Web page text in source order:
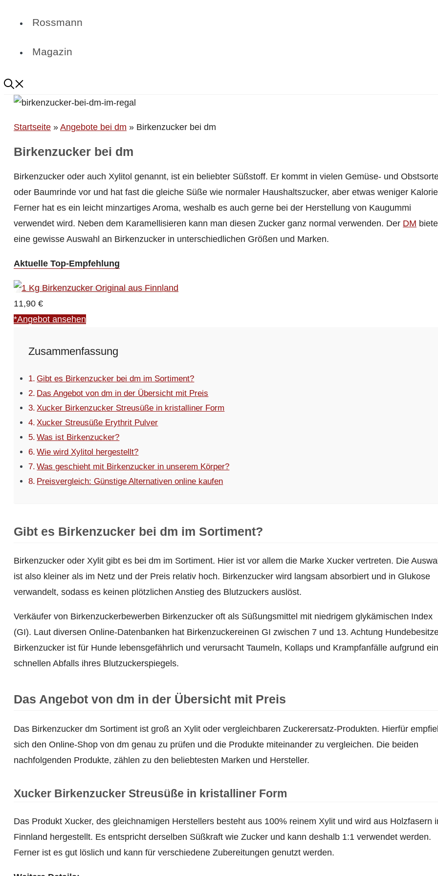
Rossmann
Magazin
Startseite » Angebote bei dm » Birkenzucker bei dm
Birkenzucker bei dm
Birkenzucker oder auch Xylitol genannt, ist ein beliebter Süßstoff. Er kommt in vielen Gemüse- und
oder Baumrinde vor und hat fast die gleiche Süße wie normaler Haushaltszucker, aber etwas weniger
Ferner hat es ein leicht minzartiges Aroma, weshalb es auch gerne bei der Herstellung von Kaugummi
verwendet wird. Neben dem Karamellisieren kann man diesen Zucker ganz normal verwenden. Der DM
eine gewisse Auswahl an Birkenzucker in unterschiedlichen Größen und Marken.
Aktuelle Top-Empfehlung
11,90 €
*Angebot ansehen
Zusammenfassung
Gibt es Birkenzucker bei dm im Sortiment?
Das Angebot von dm in der Übersicht mit Preis
Xucker Birkenzucker Streusüße in kristalliner Form
Xucker Streusüße Erythrit Pulver
Was ist Birkenzucker?
Wie wird Xylitol hergestellt?
Was geschieht mit Birkenzucker in unserem Körper?
Preisvergleich: Günstige Alternativen online kaufen
Gibt es Birkenzucker bei dm im Sortiment?
Birkenzucker oder Xylit gibt es bei dm im Sortiment. Hier ist vor allem die Marke Xucker vertreten. Die
ist also kleiner als im Netz und der Preis relativ hoch. Birkenzucker wird langsam absorbiert und in Glukose
verwandelt, sodass es keinen plötzlichen Anstieg des Blutzuckers auslöst.
Verkäufer von Birkenzuckerbewerben Birkenzucker oft als Süßungsmittel mit niedrigem glykämischen Index
(GI). Laut diversen Online-Datenbanken hat Birkenzuckereinen GI zwischen 7 und 13. Achtung
Birkenzucker ist für Hunde lebensgefährlich und verursacht Taumeln, Kollaps und Krampfanfälle aufgrund
schnellen Abfalls ihres Blutzuckerspiegels.
Das Angebot von dm in der Übersicht mit Preis
Das Birkenzucker dm Sortiment ist groß an Xylit oder vergleichbaren Zuckerersatz-Produkten. Hierfür
sich den Online-Shop von dm genau zu prüfen und die Produkte miteinander zu vergleichen. Die beiden
nachfolgenden Produkte, zählen zu den beliebtesten Marken und Hersteller.
Xucker Birkenzucker Streusüße in kristalliner Form
Das Produkt Xucker, des gleichnamigen Herstellers besteht aus 100% reinem Xylit und wird aus Holzfasern
Finnland hergestellt. Es entspricht derselben Süßkraft wie Zucker und kann deshalb 1:1 verwendet werden.
Ferner ist es gut löslich und kann für verschiedene Zubereitungen genutzt werden.